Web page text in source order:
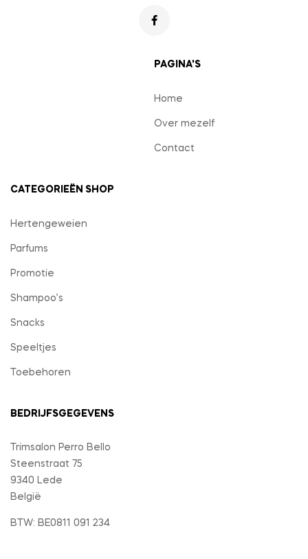
PAGINA'S
Home
Over mezelf
Contact
CATEGORIEËN SHOP
Hertengeweien
Parfums
Promotie
Shampoo’s
Snacks
Speeltjes
Toebehoren
BEDRIJFSGEGEVENS
Trimsalon Perro Bello
Steenstraat 75
9340 Lede
België
BTW: BE0811 091 234